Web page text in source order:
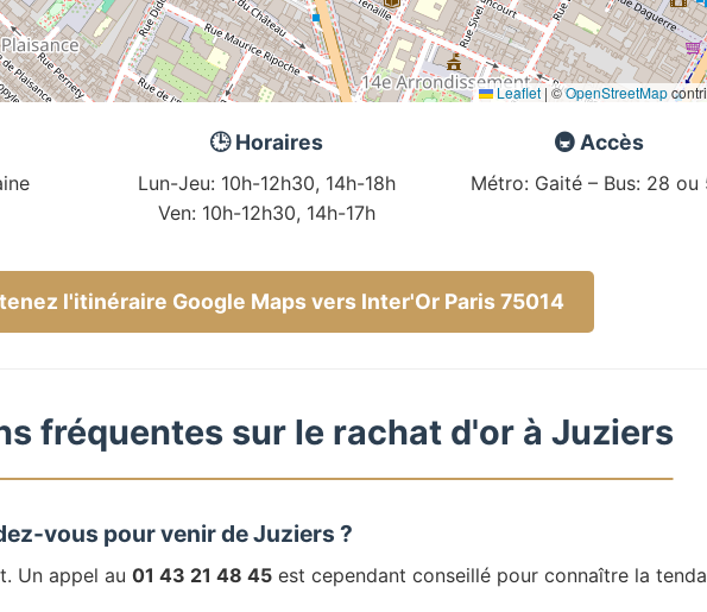
Leaflet | ©OpenStreetMap
🕒 Horaires
Lun-Jeu: 10h-12h30, 14h-18h
Ven: 10h-12h30, 14h-17h
🚇 Accès
Métro: Gaité – Bus: 28 ou
l'itinéraire Google Maps vers Inter'Or Paris 75014
fréquentes sur le rachat d'or à Juziers
vous pour venir de Juziers ?
Un appel au 01 43 21 48 45 est cependant conseillé pour connaître la